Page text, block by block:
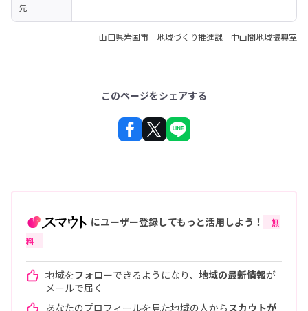
先
山口県岩国市 地域づくり推進課 中山間地域振興室
このページをシェアする
にユーザー登録してもっと活用しよう！
無
料
地域をフォローできるようになり、 地域の最新情報が
メールで届く
あなたのプロフィールを見た地域の人から スカウトが